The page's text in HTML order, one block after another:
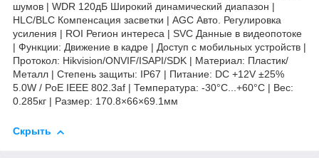
шумов | WDR 120дБ Широкий динамический диапазон |
HLC/BLC Компенсация засветки | AGC Авто. Регулировка
усиления | ROI Регион интереса | SVC Данные в видеопотоке
| Функции: Движение в кадре | Доступ с мобильных устройств |
Протокол: Hikvision/ONVIF/ISAPI/SDK | Материал: Пластик/
Металл | Степень защиты: IP67 | Питание: DC +12V ±25%
5.0W / PoE IEEE 802.3af | Температура: -30°C...+60°C | Вес:
0.285кг | Размер: 170.8×66×69.1мм
Скрыть